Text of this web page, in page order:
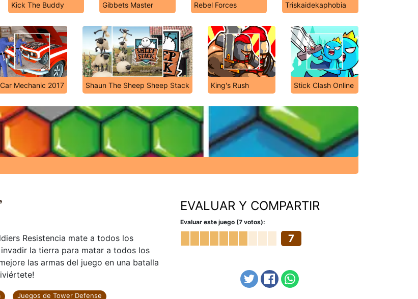
Kick The Buddy Gibbets Master Rebel Forces Triskaidekaphobia
Car Mechanic 2017 Shaun The Sheep Sheep Stack King's Rush Stick Clash Online
Resistencia mate a todos los
la tierra para matar a todos los
las armas del juego en una batalla
Juegos de Tower Defense
EVALUAR Y COMPARTIR
Evaluar este juego (7 votos):
7